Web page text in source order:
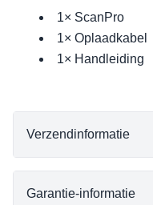
1× ScanPro
1× Oplaadkabel
1× Handleiding
Verzendinformatie
Garantie-informatie